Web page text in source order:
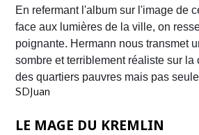
fluidité exemplaire. On est emporté
mêlant road trip étouffant, récit
contre la montre où chaque case
survivre.
naissance.
En refermant l'album sur l'image de
face aux lumières de la ville, on
poignante. Hermann nous transmet
sombre et terriblement réaliste sur
des quartiers pauvres mais pas
SDJuan
LE MAGE DU KREMLIN